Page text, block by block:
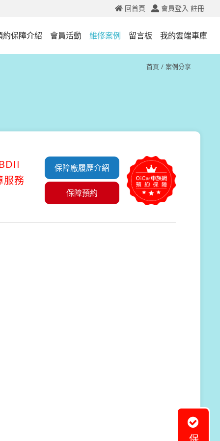
會員登入 註冊
回首頁
約保障介紹 會員活動 維修案例 留言板 我的雲端車庫
首頁 案例分享
服務
保障廠履歷介紹
保障預約